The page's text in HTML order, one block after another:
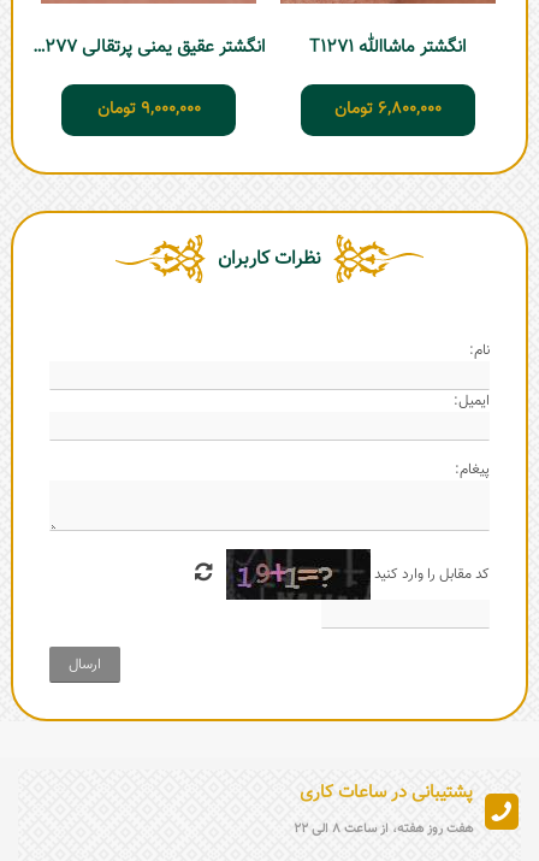
انگشتر ماشاالله T1271
6,800,000 تومان
انگشتر عقیق یمنی پرتقالی T1277
9,000,000 تومان
نظرات کاربران
نام:
ایمیل:
پیغام:
کد مقابل را وارد کنید
ارسال
پشتیبانی در ساعات کاری
هفت روز هفته، از ساعت 8 الی 22